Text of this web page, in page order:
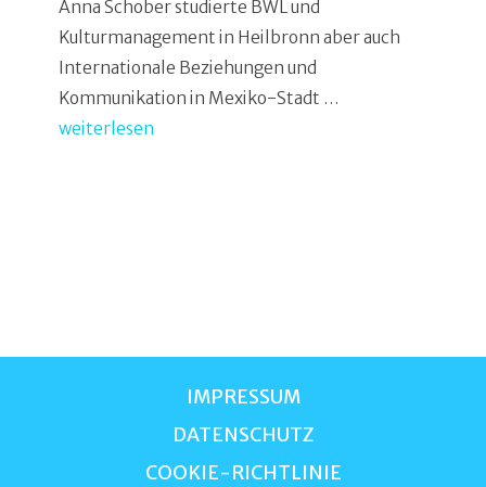
Anna Schober studierte BWL und
Kulturmanagement in Heilbronn aber auch
Internationale Beziehungen und
Kommunikation in Mexiko-Stadt …
weiterlesen
IMPRESSUM
DATENSCHUTZ
COOKIE-RICHTLINIE